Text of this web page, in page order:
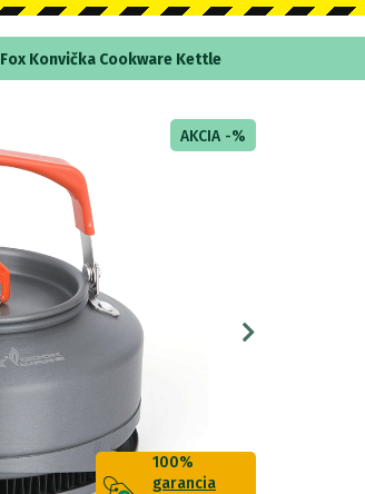
Fox Konvička Cookware Kettle
AKCIA -%
100%
garancia